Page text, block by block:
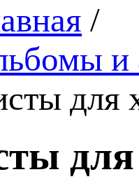
/
и
для
для